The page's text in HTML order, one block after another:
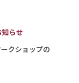
らせ
クショップの